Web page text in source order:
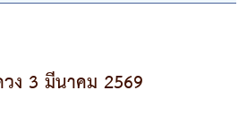
ง 3 มีนาคม 2569